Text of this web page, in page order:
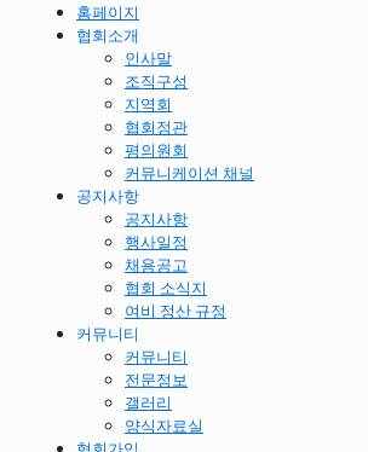
홈페이지
협회소개
인사말
조직구성
지역회
협회정관
평의원회
커뮤니케이션 채널
공지사항
공지사항
행사일정
채용공고
협회 소식지
여비 정산 규정
커뮤니티
커뮤니티
전문정보
갤러리
양식자료실